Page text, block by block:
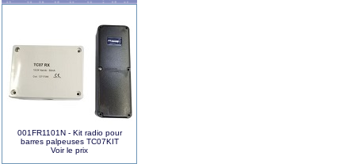
001FR1101N - Kit radio pour
barres palpeuses TC07KIT
Voir le prix